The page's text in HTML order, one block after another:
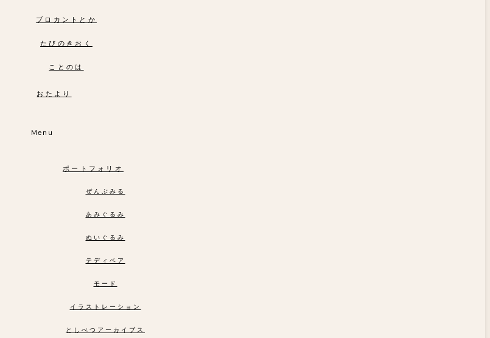
ブロカントとか
たびのきおく
ことのは
おたより
Menu
ポートフォリオ
ぜんぶみる
あみぐるみ
ぬいぐるみ
テディベア
モード
イラストレーション
としべつアーカイブス